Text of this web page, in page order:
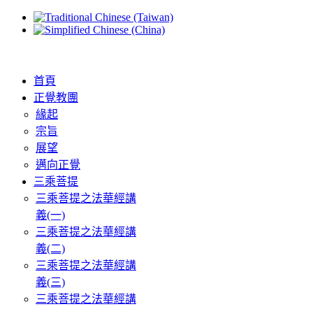
首頁
正覺教團
緣起
宗旨
展望
邁向正覺
三乘菩提
三乘菩提之法華經講
義(一)
三乘菩提之法華經講
義(二)
三乘菩提之法華經講
義(三)
三乘菩提之法華經講